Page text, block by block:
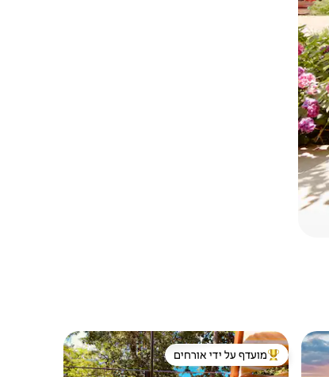
מוביל בקרב נכסים מועדפים על ידי אורחים
מועדף על ידי אורחים